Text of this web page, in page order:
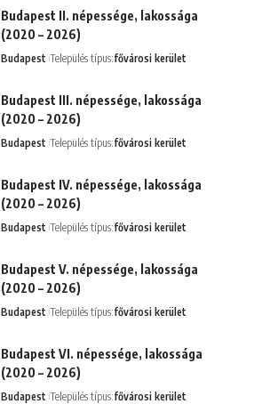
Budapest II. népessége, lakossága
(2020 – 2026)
Budapest Település típus:fővárosi kerület
Budapest III. népessége, lakossága
(2020 – 2026)
Budapest Település típus:fővárosi kerület
Budapest IV. népessége, lakossága
(2020 – 2026)
Budapest Település típus:fővárosi kerület
Budapest V. népessége, lakossága
(2020 – 2026)
Budapest Település típus:fővárosi kerület
Budapest VI. népessége, lakossága
(2020 – 2026)
Budapest Település típus:fővárosi kerület